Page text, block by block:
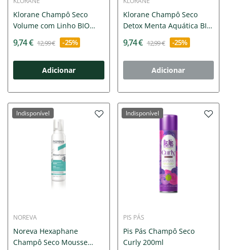
Klorane Champô Seco
Volume com Linho BIO
9,74 € 12,99 € -25%
Adicionar
Klorane Champô Seco
Detox Menta Aquática BIO
9,74 € 12,99 € -25%
Adicionar
Indisponível
NOREVA
Noreva Hexaphane
Champô Seco Mousse
Indisponível
PIS PÁS
Pis Pás Champô Seco
Curly 200ml